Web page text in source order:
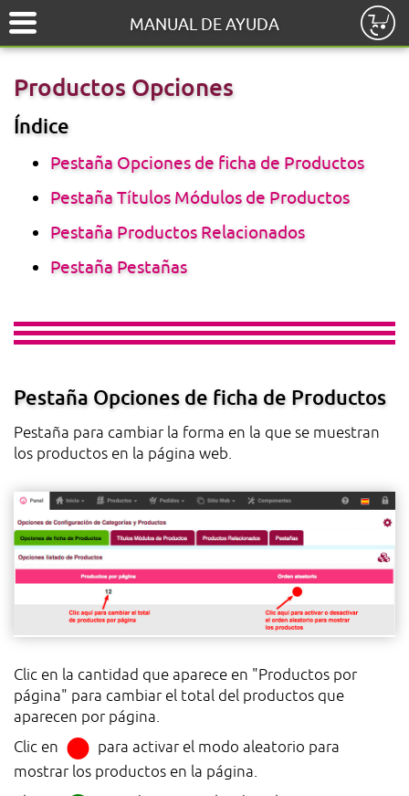
Inicio
Productos
Pedidos
Sitio Web
MANUAL DE AYUDA
Productos Opciones
Índice
Pestaña Opciones de ficha de Productos
Pestaña Títulos Módulos de Productos
Pestaña Productos Relacionados
Pestaña Pestañas
Pestaña Opciones de ficha de Productos
Pestaña para cambiar la forma en la que se muestran
los productos en la página web.
Clic en la cantidad que aparece en "Productos por
página" para cambiar el total del productos que
aparecen por página.
Clic en
para activar el modo aleatorio para
mostrar los productos en la página.